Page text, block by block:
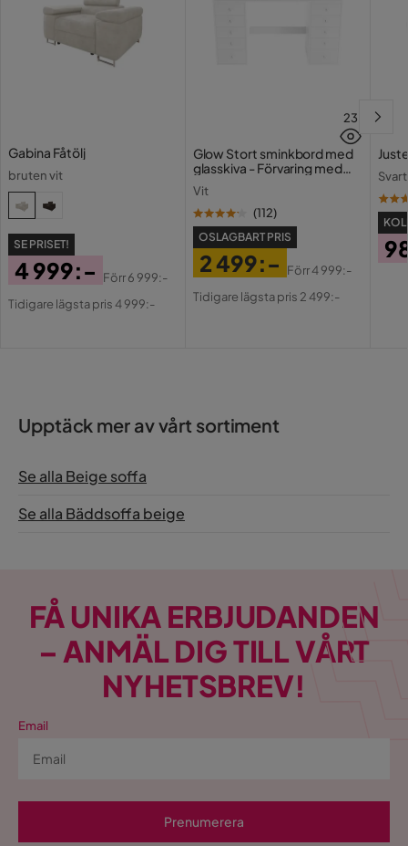
Bäddriktning
Serie
Gabina Fåtölj
bruten vit
SE PRISET!
Pris
4 999:-
Original
Förr6 999:-
Tidigare lägsta pris 4 999:-
23
Glow Stort sminkbord med
glasskiva - Förvaring med
Vit
(112)
OSLAGBART PRIS
Pris
2 499:-
Original
Förr4 999:-
Tidigare lägsta pris 2 499:-
Svart
Upptäck mer av vårt sortiment
Se alla Beige soffa
Se alla Bäddsoffa beige
FÅ UNIKA ERBJUDANDEN
– ANMÄL DIG TILL VÅRT
NYHETSBREV!
Email
Prenumerera